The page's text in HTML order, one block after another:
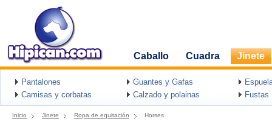
Caballo Cuadra Jinete
Pantalones Guantes y Gafas
Camisas y corbatas
Calzado y polainas Fustas
Inicio Jinete Ropa de equitación Horses